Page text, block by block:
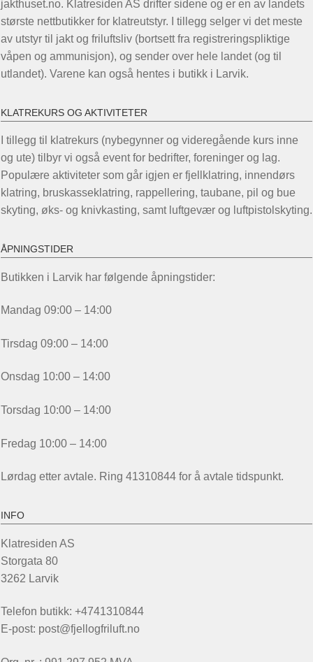
jakthuset.no. Klatresiden AS drifter sidene og er en av landets
største nettbutikker for klatreutstyr. I tillegg selger vi det meste
av utstyr til jakt og friluftsliv (bortsett fra registreringspliktige
våpen og ammunisjon), og sender over hele landet (og til
utlandet). Varene kan også hentes i butikk i Larvik.
KLATREKURS OG AKTIVITETER
I tillegg til klatrekurs (nybegynner og videregående kurs inne
og ute) tilbyr vi også event for bedrifter, foreninger og lag.
Populære aktiviteter som går igjen er fjellklatring, innendørs
klatring, bruskasseklatring, rappellering, taubane, pil og bue
skyting, øks- og knivkasting, samt luftgevær og luftpistolskyting.
ÅPNINGSTIDER
Butikken i Larvik har følgende åpningstider:
Mandag 09:00 – 14:00
Tirsdag 09:00 – 14:00
Onsdag 10:00 – 14:00
Torsdag 10:00 – 14:00
Fredag 10:00 – 14:00
Lørdag etter avtale. Ring 41310844 for å avtale tidspunkt.
INFO
Klatresiden AS
Storgata 80
3262 Larvik
Telefon butikk: +4741310844
E-post: post@fjellogfriluft.no